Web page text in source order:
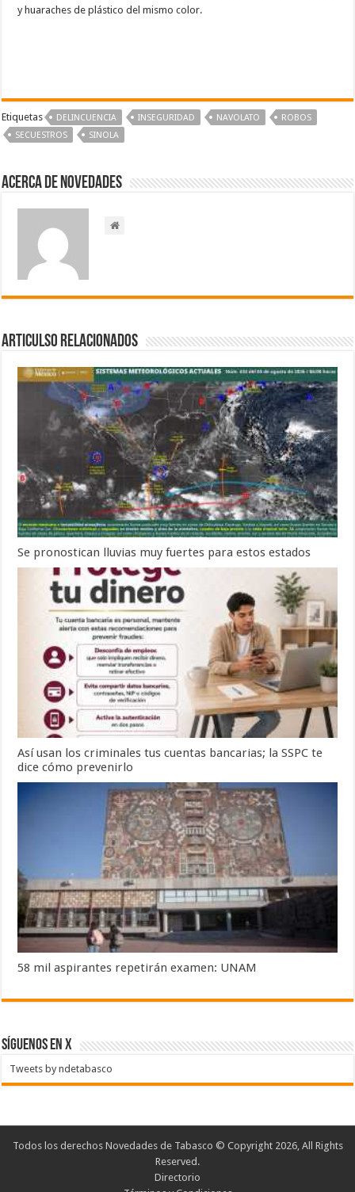
y huaraches de plástico del mismo color.
Etiquetas DELINCUENCIA INSEGURIDAD NAVOLATO
ROBOS
SECUESTROS
SINOLA
Acerca de NOVEDADES
Articulso Relacionados
Se pronostican lluvias muy fuertes para estos estados
Así usan los criminales tus cuentas bancarias; la SSPC te
dice cómo prevenirlo
58 mil aspirantes repetirán examen: UNAM
SÍGUENOS EN X
Tweets by ndetabasco
Todos los derechos Novedades de Tabasco © Copyright 2026, All Rights
Reserved.
Directorio